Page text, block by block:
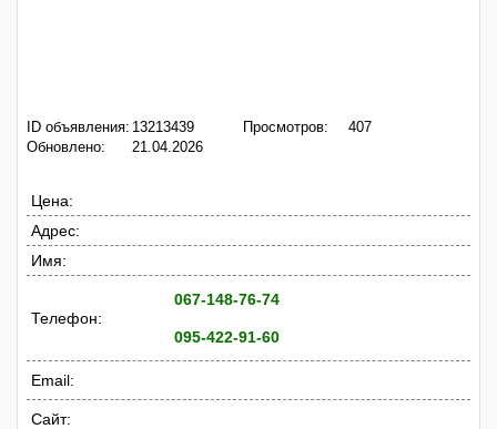
ID объявления: 13213439
Обновлено:
21.04.2026
Просмотров: 407
Цена:
Адрес:
Имя:
Телефон:
067-148-76-74
095-422-91-60
Email:
Сайт: